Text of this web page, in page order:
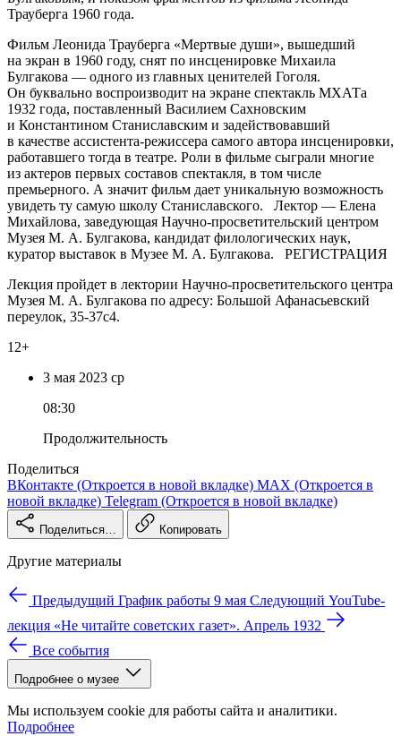
Трауберга 1960 года.
Фильм Леонида Трауберга «Мертвые души», вышедший
на экран в 1960 году, снят по инсценировке Михаила
Булгакова — одного из главных ценителей Гоголя.
Он буквально воспроизводит на экране спектакль МХАТа
1932 года, поставленный Василием Сахновским
и Константином Станиславским и задействовавший
в качестве ассистента‑режиссера самого автора инсценировки,
работавшего тогда в театре. Роли в фильме сыграли многие
из актеров первых составов спектакля, в том числе
премьерного. А значит фильм дает уникальную возможность
увидеть ту самую школу Станиславского. Лектор — Елена
Михайлова, заведующая Научно‑просветительский центром
Музея М. А. Булгакова, кандидат филологических наук,
куратор выставок в Музее М. А. Булгакова. РЕГИСТРАЦИЯ
Лекция пройдет в лектории Научно‑просветительского центра
Музея М. А. Булгакова по адресу: Большой Афанасьевский
переулок, 35-37с4.
12+
3 мая 2023 ср
08:30
Продолжительность
Поделиться
ВКонтакте (Откроется в новой вкладке) MAX (Откроется в
новой вкладке) Telegram (Откроется в новой вкладке)
Поделиться… Копировать
Другие материалы
Предыдущий График работы 9 мая Следующий YouTube-
лекция «Не читайте советских газет». Апрель 1932
Все события
Подробнее о музее
Мы используем cookie для работы сайта и аналитики.
Подробнее